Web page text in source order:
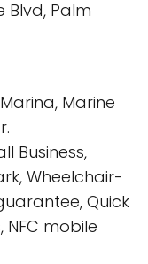
Blvd, Palm
Marine
Business,
Wheelchair-
Quick
mobile